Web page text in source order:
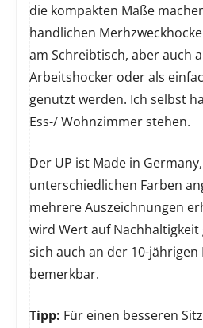
die kompakten Maße
handlichen
am Schreibtisch, aber auch
Arbeitshocker oder als
genutzt werden. Ich selbst
Ess-/ Wohnzimmer stehen.
Der UP ist Made in
unterschiedlichen Farben
mehrere Auszeichnungen
wird Wert auf Nachhaltigkeit
sich auch an der 10-
bemerkbar.
Tipp: Für einen besseren